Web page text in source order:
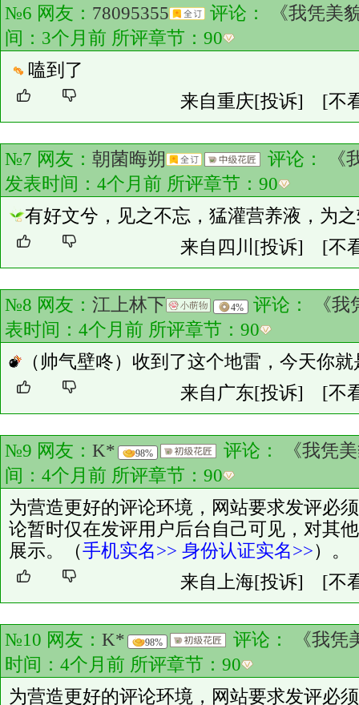
№6 网友： 78095355 评论：
《我凭美
间：3个月前 所评章节： 90
嗑到了
来自重庆[投诉] [不
№7 网友： 朝菌晦朔 评论：
《
发表时间：4个月前 所评章节： 90
有好文兮，见之不忘，猛灌营养液，为
来自四川 [投诉] [不
№8 网友： 江上林下 4% 评论：
《
表时间：4个月前 所评章节： 90
（帅气壁咚）收到了这个地雷，今天你
来自广东[投诉] [不
№9 网友： K* 98% 评论：
《我凭
间：4个月前 所评章节： 90
为营造更好的评论环境，网站要求发评必
论暂时仅在发评用户后台自己可见，对其
展示。（手机实名>> 身份认证实名>>）。
来自上海[投诉] [不
№10 网友： K* 98% 评论：
《我
时间：4个月前 所评章节： 90
为营造更好的评论环境，网站要求发评必